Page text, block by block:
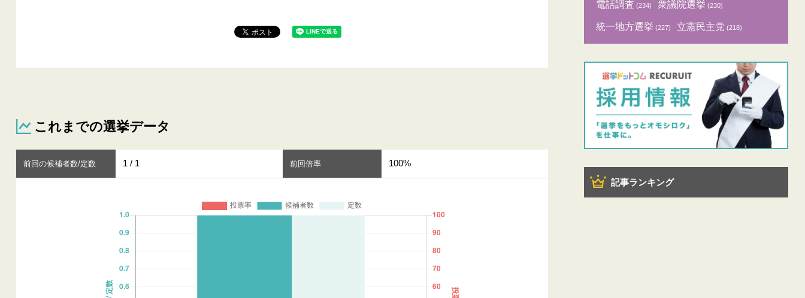
これまでの選挙データ
前回の候補者数/定数 1 / 1 前回倍率 100%
電話調査 (234) 衆議院選挙 (230)
統一地方選挙 (227) 立憲民主党 (218)
記事ランキング